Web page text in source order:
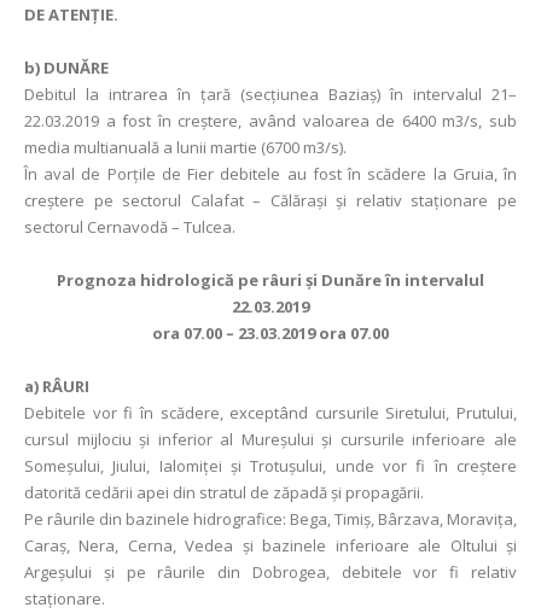
DE ATENȚIE.
b) DUNĂRE
Debitul la intrarea în ţară (secţiunea Baziaş) în intervalul 21–
22.03.2019 a fost în creştere, având valoarea de 6400 m3/s, sub
media multianuală a lunii martie (6700 m3/s).
În aval de Porţile de Fier debitele au fost în scădere la Gruia, în
creștere pe sectorul Calafat – Călărași și relativ staționare pe
sectorul Cernavodă – Tulcea.
Prognoza hidrologică pe râuri şi Dunăre în intervalul
22.03.2019
ora 07.00 – 23.03.2019 ora 07.00
a) RÂURI
Debitele vor fi în scădere, exceptând cursurile Siretului, Prutului,
cursul mijlociu şi inferior al Mureşului şi cursurile inferioare ale
Someşului, Jiului, Ialomiţei şi Trotuşului, unde vor fi în creştere
datorită cedării apei din stratul de zăpadă şi propagării.
Pe râurile din bazinele hidrografice: Bega, Timiş, Bârzava, Moraviţa,
Caraş, Nera, Cerna, Vedea şi bazinele inferioare ale Oltului şi
Argeşului şi pe râurile din Dobrogea, debitele vor fi relativ
staţionare.